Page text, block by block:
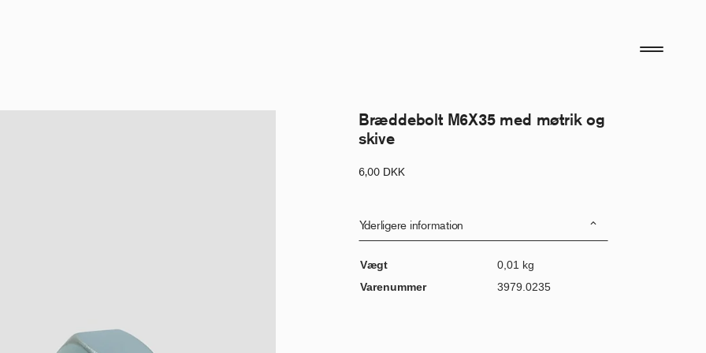
Bræddebolt M6X35 med møtrik og
skive
6,00 DKK
Yderligere information
Vægt
0,01 kg
Varenummer
3979.0235